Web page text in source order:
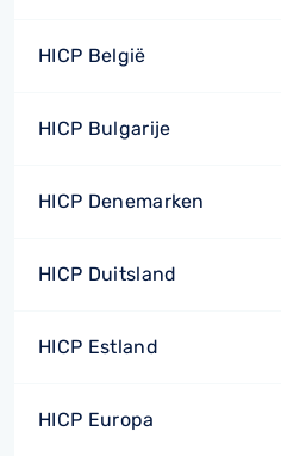
HICP België
HICP Bulgarije
HICP Denemarken
HICP Duitsland
HICP Estland
HICP Europa